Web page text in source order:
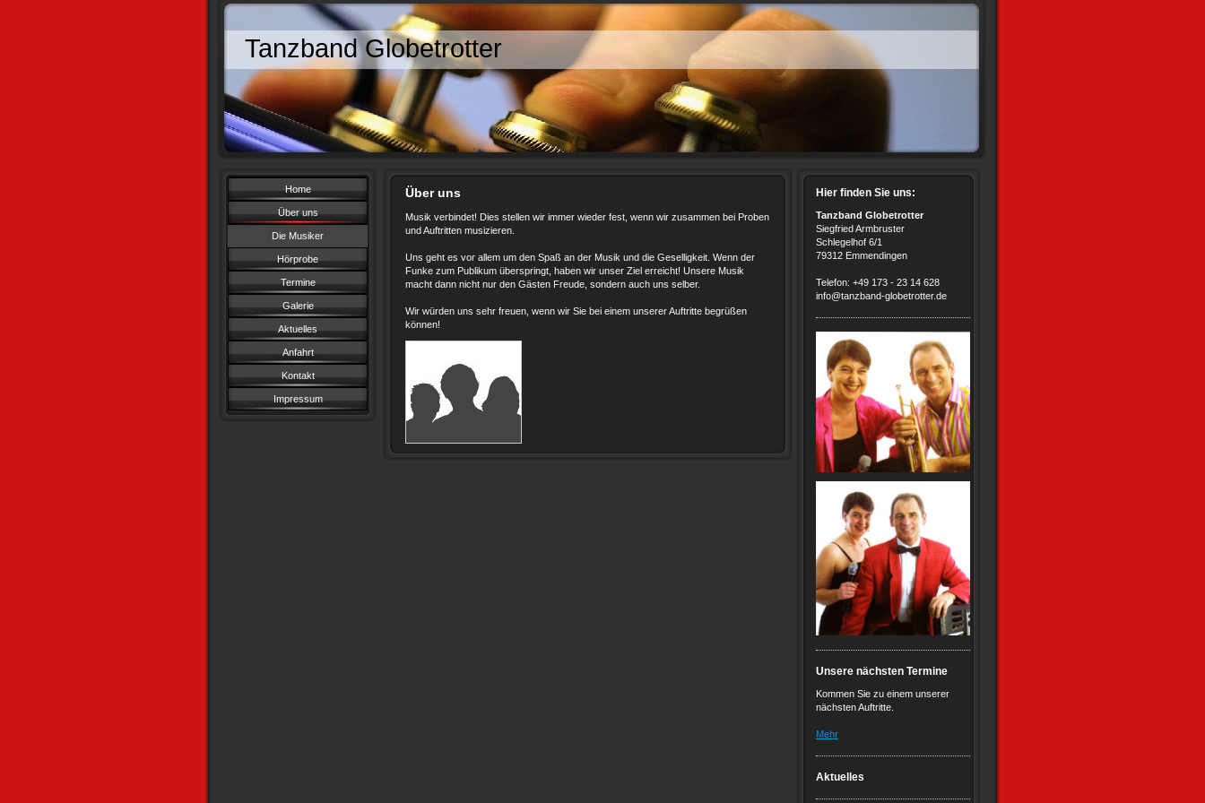
Tanzband Globetrotter
Home
Über uns
Die Musiker
Hörprobe
Termine
Galerie
Aktuelles
Anfahrt
Kontakt
Impressum
Über uns
Musik verbindet! Dies stellen wir immer wieder fest, wenn wir zusammen bei Proben
und Auftritten musizieren.
Uns geht es vor allem um den Spaß an der Musik und die Geselligkeit. Wenn der
Funke zum Publikum überspringt, haben wir unser Ziel erreicht! Unsere Musik
macht dann nicht nur den Gästen Freude, sondern auch uns selber.
Wir würden uns sehr freuen, wenn wir Sie bei einem unserer Auftritte begrüßen
können!
Hier finden Sie uns:
Tanzband Globetrotter
Siegfried Armbruster
Schlegelhof 6/1
79312 Emmendingen
Telefon: +49 173 - 23 14 628
info@tanzband-globetrotter.de
Unsere nächsten Termine
Kommen Sie zu einem unserer
nächsten Auftritte.
Mehr
Aktuelles